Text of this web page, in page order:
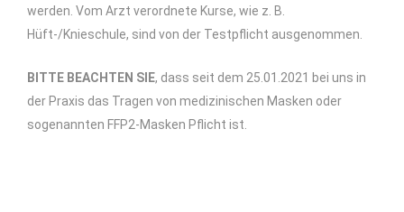
werden. Vom Arzt verordnete Kurse, wie z. B.
Hüft-/Knieschule, sind von der Testpflicht ausgenommen.
BITTE BEACHTEN SIE, dass seit dem 25.01.2021 bei uns in
der Praxis das Tragen von medizinischen Masken oder
sogenannten FFP2-Masken Pflicht ist.